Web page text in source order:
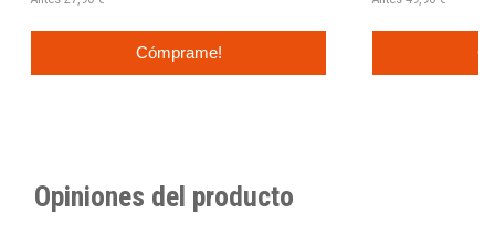
Cómprame!
Opiniones del producto